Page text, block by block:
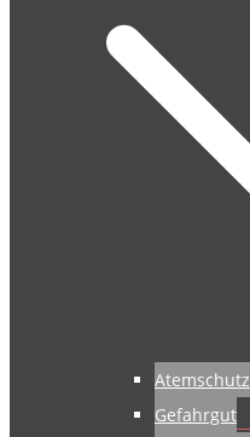
Atemschutz
Gefahrgut